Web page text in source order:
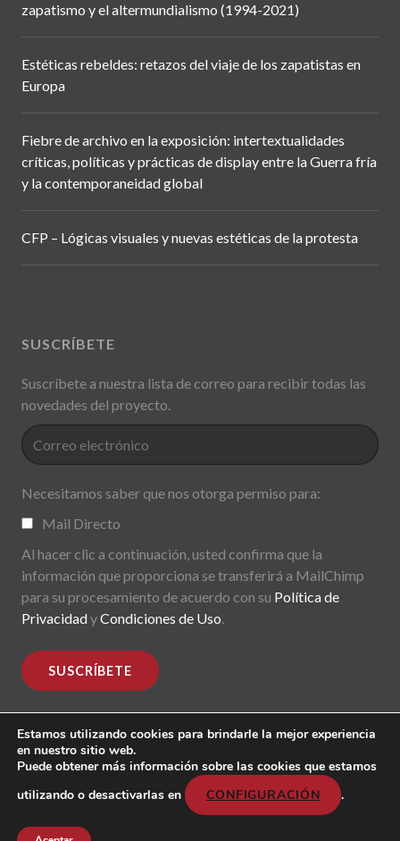
zapatismo y el altermundialismo (1994-2021)
Estéticas rebeldes: retazos del viaje de los zapatistas en
Europa
Fiebre de archivo en la exposición: intertextualidades
críticas, políticas y prácticas de display entre la Guerra fría
y la contemporaneidad global
CFP – Lógicas visuales y nuevas estéticas de la protesta
SUSCRÍBETE
Suscríbete a nuestra lista de correo para recibir todas las
novedades del proyecto.
Necesitamos saber que nos otorga permiso para:
Mail Directo
Al hacer clic a continuación, usted confirma que la
información que proporciona se transferirá a MailChimp
para su procesamiento de acuerdo con su Política de
PrivacidadyCondiciones de Uso.
MoDe(s). Modernidade(s) Descentralizada(s). 2015-2017.
All rights reserved
Header image: "Mark Lombardi, George W. Bush, Harken
Energy, Jackson Stephens. 5th version; 1999".
Estamos utilizando cookies para brindarle la mejor experiencia
en nuestro sitio web.
Puede obtener más información sobre las cookies que estamos
utilizando o desactivarlas en
CONFIGURACIÓN .